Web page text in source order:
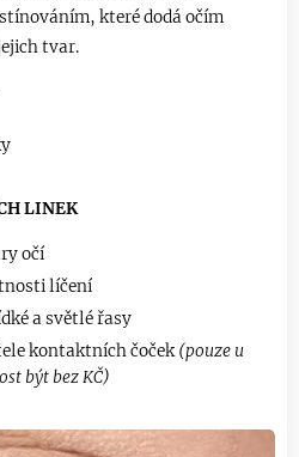
které dodá očím
tvar.
LINEK
očí
líčení
a světlé řasy
kontaktních čoček(pouze u
být bez KČ)